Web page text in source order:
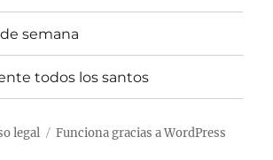
semana
todos los santos
legal Funciona gracias a WordPress